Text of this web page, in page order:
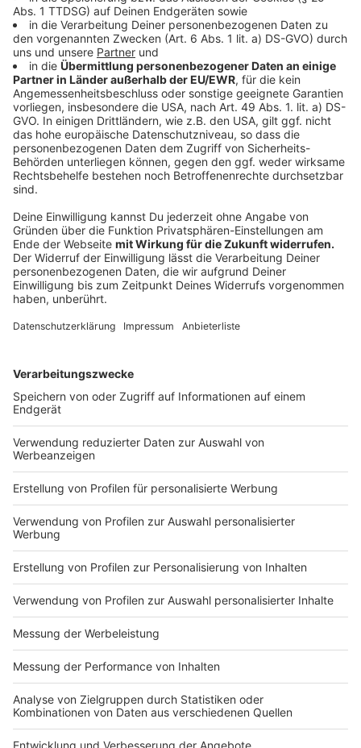
© picture alliance/dpa | Klaus-Dietmar Gabbert
Anzeige
Kürbis-Lifehack 4: Vaseline im Anschluss
benutzen
Anzeige
Ein weiterer Hack, den Kürbis lange feucht und frisch
zu halten ist Vaseline. Denn wenn ihr die Oberflächen
mit Vaseline einschmiert, wird die enthaltene
Flüssigkeit daran gehindert, auszutreten, was eine
ähnliche Wirkung hat, wie die Sägespäne.
Anzeige
Kürbis-Lifehack 5: LED-Leuchten statt
Teelichter
Anzeige
Wer die Kürbisse schlussendlich ausleuchten möchte,
um für eine besondere Atmosphäre zu sorgen, sollte
auf LED-Leuchten setzen und Teelichter oder Kerzen
vermeiden. Warum? Diese alternativen Lichtquellen
geben deutlich weniger Hitze ab. Dadurch wird der
Verfaulungsprozess weniger stark angetrieben.
Anzeige